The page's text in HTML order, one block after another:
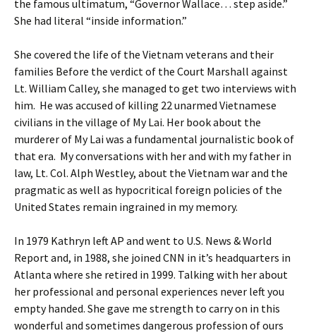
the famous ultimatum, “Governor Wallace… step aside.”
She had literal “inside information.”
She covered the life of the Vietnam veterans and their
families Before the verdict of the Court Marshall against
Lt. William Calley, she managed to get two interviews with
him. He was accused of killing 22 unarmed Vietnamese
civilians in the village of My Lai. Her book about the
murderer of My Lai was a fundamental journalistic book of
that era. My conversations with her and with my father in
law, Lt. Col. Alph Westley, about the Vietnam war and the
pragmatic as well as hypocritical foreign policies of the
United States remain ingrained in my memory.
In 1979 Kathryn left AP and went to U.S. News & World
Report and, in 1988, she joined CNN in it’s headquarters in
Atlanta where she retired in 1999. Talking with her about
her professional and personal experiences never left you
empty handed. She gave me strength to carry on in this
wonderful and sometimes dangerous profession of ours